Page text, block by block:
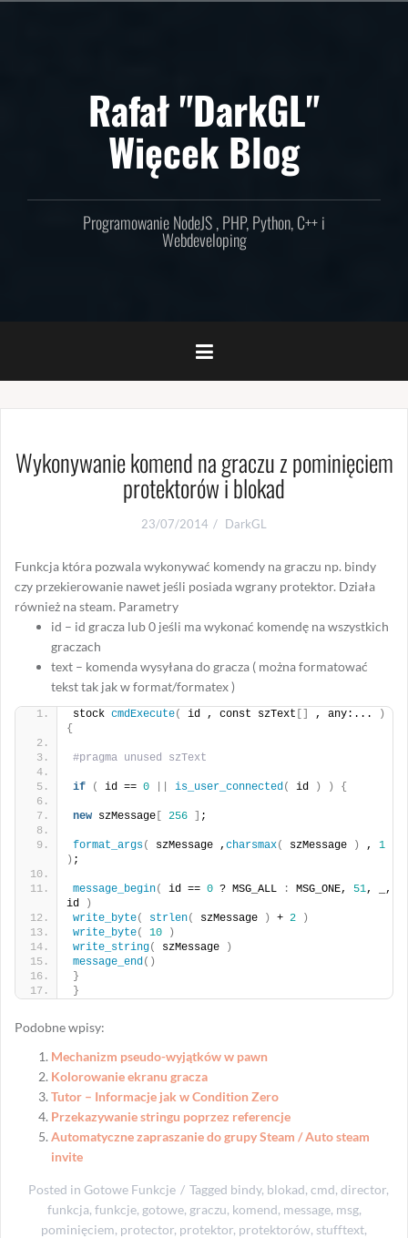
Rafał "DarkGL"
Więcek Blog
Programowanie NodeJS , PHP, Python, C++ i
Webdeveloping
Wykonywanie komend na graczu z pominięciem
protektorów i blokad
23/07/2014 DarkGL
Funkcja która pozwala wykonywać komendy na graczu np. bindy
czy przekierowanie nawet jeśli posiada wgrany protektor. Działa
również na steam. Parametry
id – id gracza lub 0 jeśli ma wykonać komendę na wszystkich
graczach
text – komenda wysyłana do gracza ( można formatować
tekst tak jak w format/formatex )
stock cmdExecute( id , const szText , any:...
)
{
#pragma unused szText
if ( id == 0 is_user_connected( id ) ) {
new szMessage 256 ;
format_args( szMessage , charsmax( szMessage ) , 1
) ;
message_begin( id == 0 ? MSG_ALL : MSG_ONE, 51, _,
id
)
write_byte( strlen( szMessage ) + 2
)
write_byte( 10
)
write_string( szMessage
)
message_end()
}
}
Podobne wpisy:
Mechanizm pseudo-wyjątków w pawn
Kolorowanie ekranu gracza
Tutor – Informacje jak w Condition Zero
Przekazywanie stringu poprzez referencje
Automatyczne zapraszanie do grupy Steam / Auto steam
invite
Posted in Gotowe Funkcje Tagged bindy, blokad, cmd, director,
funkcja, funkcje, gotowe, graczu, komend, message, msg,
pominięciem, protector, protektor, protektorów, stufftext,